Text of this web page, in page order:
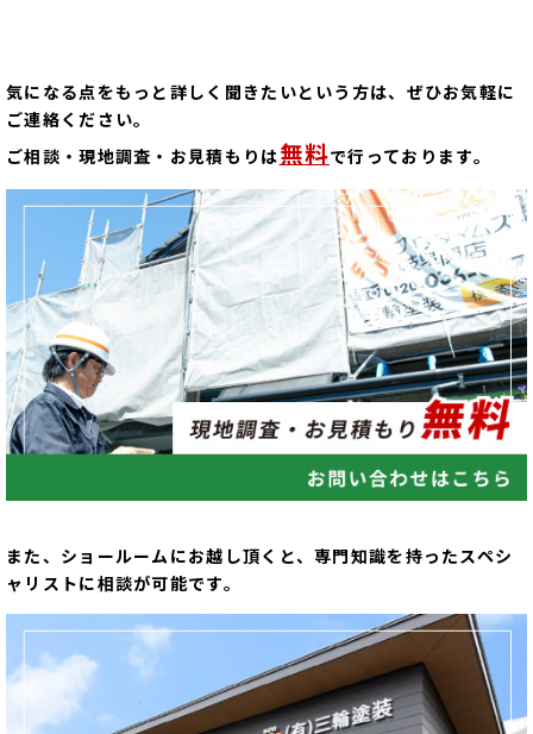
気になる点をもっと詳しく聞きたいという方は、ぜひお気軽に
ご連絡ください。
ご相談・現地調査・お見積もりは無料で行っております。
また、ショールームにお越し頂くと、専門知識を持ったスペシ
ャリストに相談が可能です。